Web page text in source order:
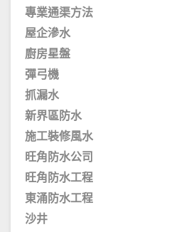
專業通渠方法
屋企滲水
廚房星盤
彈弓機
抓漏水
新界區防水
施工裝修風水
旺角防水公司
旺角防水工程
東涌防水工程
沙井